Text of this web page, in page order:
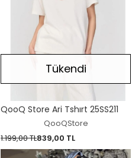
Tükendi
QooQ Store Ari Tshırt 25SS211
QooQStore
1.199,00 TL839,00 TL